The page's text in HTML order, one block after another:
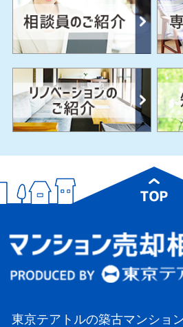
東京テアトルの築古マンショ